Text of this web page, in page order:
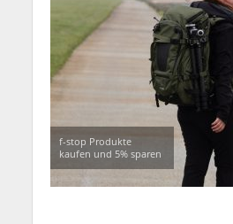
f-stop Produkte
kaufen und 5% sparen